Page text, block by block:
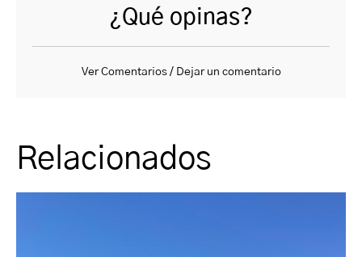
¿Qué opinas?
Ver Comentarios / Dejar un comentario
Relacionados